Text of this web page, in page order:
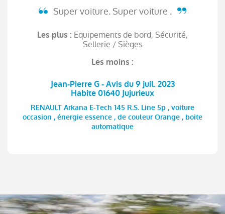
Super voiture. Super voiture .
Les plus : Equipements de bord, Sécurité,
Sellerie / Sièges
Les moins :
Jean-Pierre G - Avis du 9 juil. 2023
Habite 01640 Jujurieux
RENAULT Arkana E-Tech 145 R.S. Line 5p , voiture
occasion , énergie essence , de couleur Orange , boite
automatique